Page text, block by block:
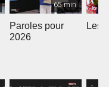
65 min
Paroles pour
2026
Les